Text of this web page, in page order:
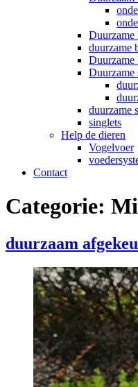
Duurzame
duurzame
Duurzame
Duurzame
duurzame
singlets
Help de dieren
Vogelvoer
Contact
Categorie:
duurzaam